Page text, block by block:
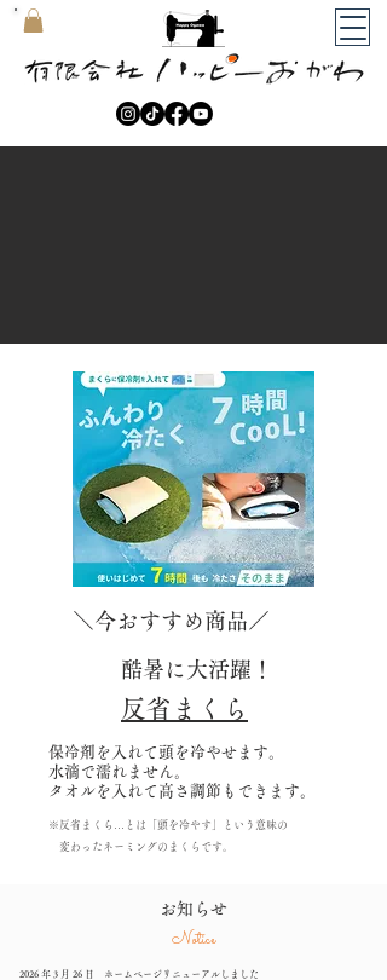
＼今おすすめ商品／
酷暑に大活躍！
反省まくら
保冷剤を入れて頭を冷やせます。
水滴で濡れません。
​タオルを入れて高さ調節もできます。
※反省まくら…とは「頭を冷やす」という意味の
変わったネーミングのまくらです。
お知らせ
Notice
2026 年 3 月 26 日 ホームページリニューアルしました